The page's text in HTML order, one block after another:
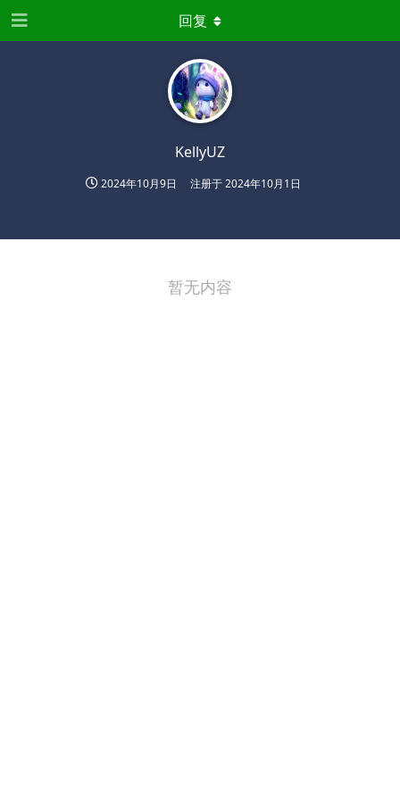
KellyUZ
2024年10月9日 注册于2024年10月1日
回复
暂无内容